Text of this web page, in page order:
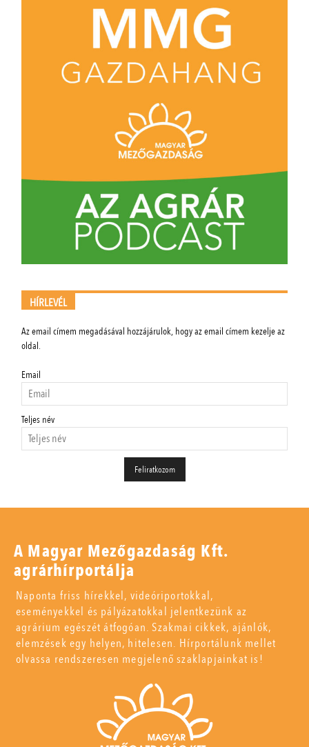
HÍRLEVÉL
Az email címem megadásával hozzájárulok, hogy az email címem kezelje az
oldal.
Email
Teljes név
A Magyar Mezőgazdaság Kft.
agrárhírportálja
Naponta friss hírekkel, videóriportokkal,
eseményekkel és pályázatokkal jelentkezünk az
agrárium egészét átfogóan. Szakmai cikkek, ajánlók,
elemzések egy helyen, hitelesen. Hírportálunk mellet
olvassa rendszeresen megjelenő szaklapjainkat is!